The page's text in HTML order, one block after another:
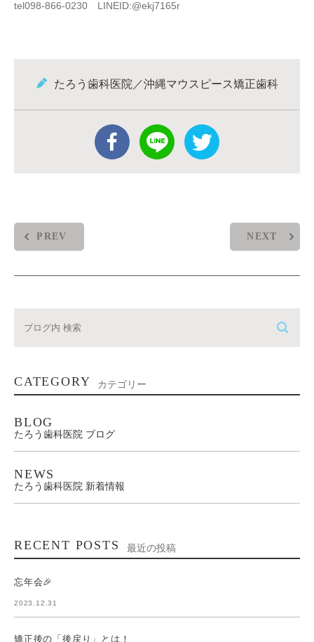
tel098-866-0230 LINEID:@ekj7165r
たろう歯科医院／沖縄マウスピース矯正歯科
PREV NEXT
CATEGORY カテゴリー
BLOG
たろう歯科医院 ブログ
NEWS
たろう歯科医院 新着情報
RECENT POSTS 最近の投稿
忘年会🎉
2023.12.31
矯正後の「後戻り」とは！